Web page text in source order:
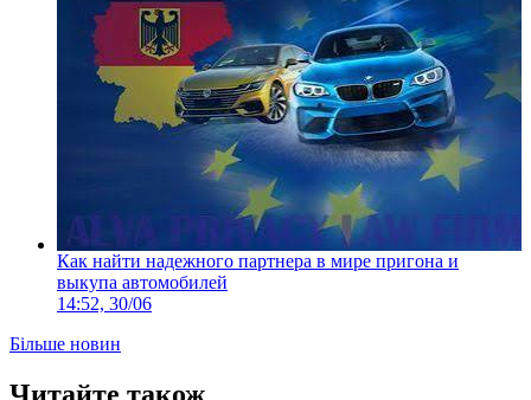
Как найти надежного партнера в мире пригона и
выкупа автомобилей
14:52, 30/06
Більше новин